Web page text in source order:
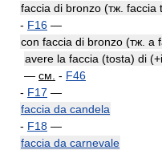
faccia di bronzo (тж. faccia
- F16 —
con faccia di bronzo (тж. a
avere la faccia (tosta) di
— см. - F46
- F17 —
faccia da candela
- F18 —
faccia da carnevale